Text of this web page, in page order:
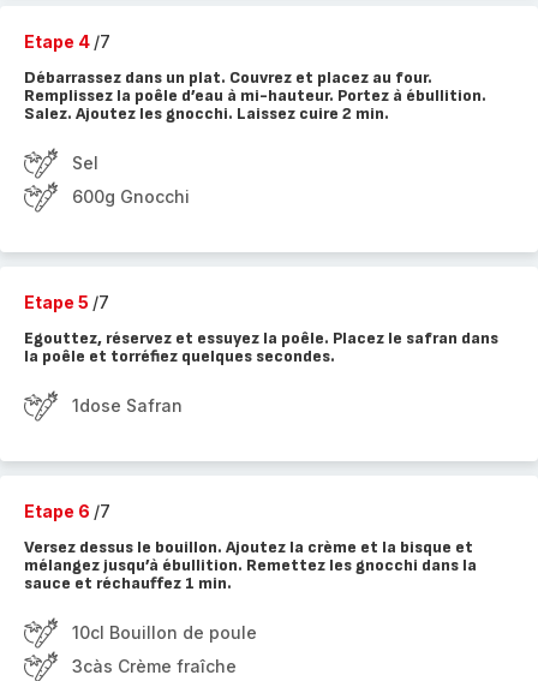
Etape 4 /7
Débarrassez dans un plat. Couvrez et placez au four.
Remplissez la poêle d’eau à mi-hauteur. Portez à ébullition.
Salez. Ajoutez les gnocchi. Laissez cuire 2 min.
Sel
600g Gnocchi
Etape 5 /7
Egouttez, réservez et essuyez la poêle. Placez le safran dans
la poêle et torréfiez quelques secondes.
1dose Safran
Etape 6 /7
Versez dessus le bouillon. Ajoutez la crème et la bisque et
mélangez jusqu’à ébullition. Remettez les gnocchi dans la
sauce et réchauffez 1 min.
10cl Bouillon de poule
3càs Crème fraîche